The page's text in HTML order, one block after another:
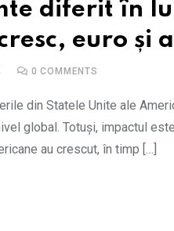
diferit în
euro și
0 COMMENTS
din Statele Unite ale
global. Totuși, impactul
au crescut, în timp […]